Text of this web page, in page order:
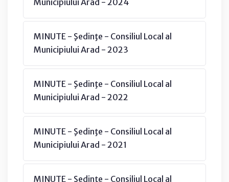
MINUTE - Şedinţe - Consiliul Local al
Municipiului Arad - 2023
MINUTE - Şedinţe - Consiliul Local al
Municipiului Arad - 2022
MINUTE - Şedinţe - Consiliul Local al
Municipiului Arad - 2021
MINUTE - Şedinţe - Consiliul Local al